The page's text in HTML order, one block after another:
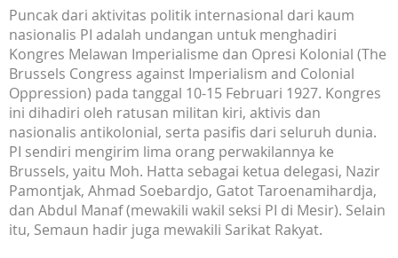
Puncak dari aktivitas politik internasional dari kaum
nasionalis PI adalah undangan untuk menghadiri
Kongres Melawan Imperialisme dan Opresi Kolonial (The
Brussels Congress against Imperialism and Colonial
Oppression) pada tanggal 10-15 Februari 1927. Kongres
ini dihadiri oleh ratusan militan kiri, aktivis dan
nasionalis antikolonial, serta pasifis dari seluruh dunia.
PI sendiri mengirim lima orang perwakilannya ke
Brussels, yaitu Moh. Hatta sebagai ketua delegasi, Nazir
Pamontjak, Ahmad Soebardjo, Gatot Taroenamihardja,
dan Abdul Manaf (mewakili wakil seksi PI di Mesir). Selain
itu, Semaun hadir juga mewakili Sarikat Rakyat.